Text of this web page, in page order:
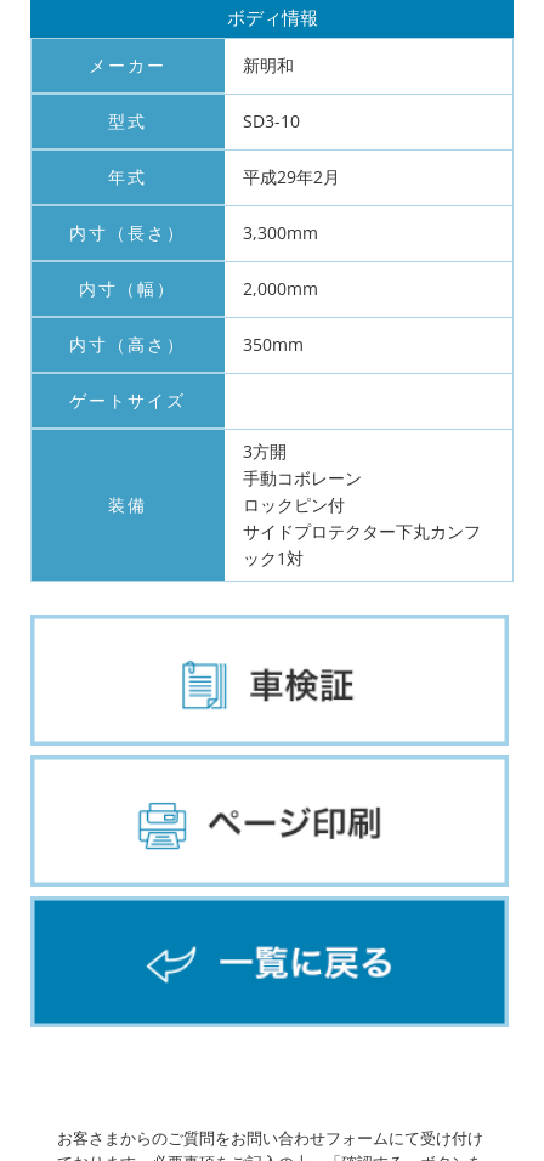
ボディ情報
メーカー 新明和
型式 SD3-10
年式 平成29年2月
内寸（長さ） 3,300mm
内寸（幅） 2,000mm
内寸（高さ） 350mm
ゲートサイズ
装備
3方開
手動コボレーン
ロックピン付
サイドプロテクター下丸カンフ
ック1対